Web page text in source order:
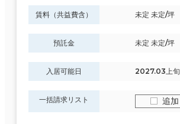
賃料（共益費含） 未定 未定/坪
預託金 未定 未定/坪
入居可能日 2027.03上旬
一括請求リスト 追加